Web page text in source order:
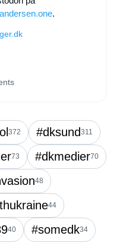
.
372 #dksund311
73 #dkmedier70
48
44
40 #somedk34